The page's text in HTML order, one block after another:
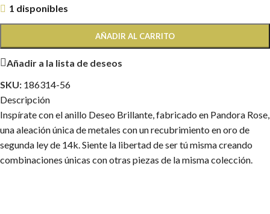
1 disponibles
AÑADIR AL CARRITO
Añadir a la lista de deseos
SKU: 186314-56
Descripción
Inspírate con el anillo Deseo Brillante, fabricado en Pandora Rose,
una aleación única de metales con un recubrimiento en oro de
segunda ley de 14k. Siente la libertad de ser tú misma creando
combinaciones únicas con otras piezas de la misma colección.